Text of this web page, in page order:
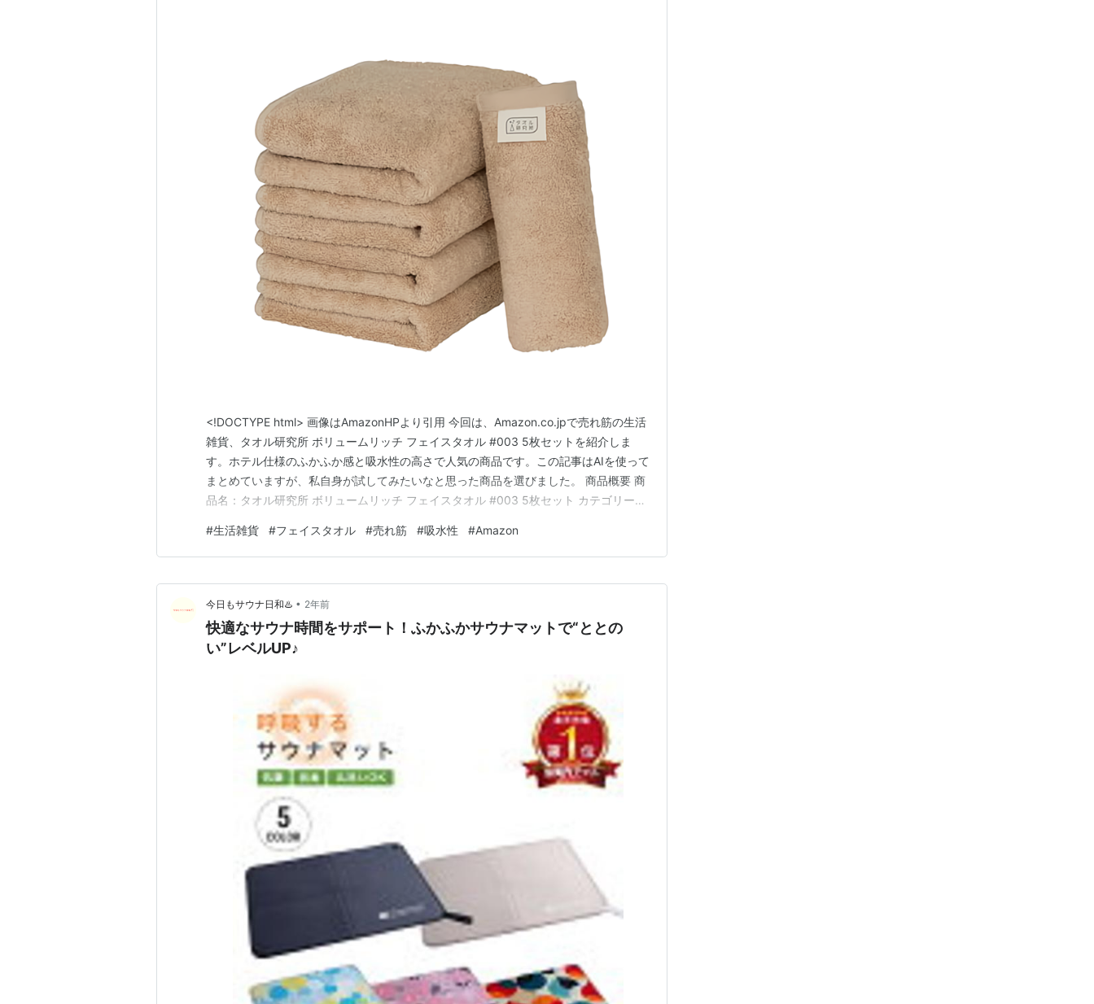
<!DOCTYPE html> 画像はAmazonHPより引用 今回は、Amazon.co.jpで売れ筋の生活
雑貨、タオル研究所 ボリュームリッチ フェイスタオル #003 5枚セットを紹介しま
す。ホテル仕様のふかふか感と吸水性の高さで人気の商品です。この記事はAIを使って
まとめていますが、私自身が試してみたいなと思った商品を選びました。 商品概要 商
品名：タオル研究所 ボリュームリッチ フェイスタオル #003 5枚セット カテゴリー：
ション 主な特徴とメリット ふかふかで吸水性が高い快適タオル 毎日使いに最適…
#生活雑貨 #フェイスタオル #売れ筋 #吸水性 #Amazon
今日もサウナ日和♨️ • 2年前
快適なサウナ時間をサポート！ふかふかサウナマットで“ととの
い”レベルUP♪